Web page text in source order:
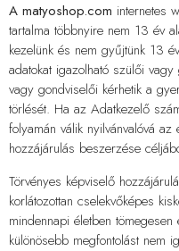
A matyoshop.com internetes
tartalma többnyire nem 13 év
kezelünk és nem gyűjtünk 13
adatokat igazolható szülői
vagy gondviselői kérhetik a
törlését. Ha az Adatkezelő
folyamán válik nyilvánvalóvá
hozzájárulás beszerzése
Törvényes képviselő
korlátozottan cselekvőképes
mindennapi életben
különösebb megfontolást nem